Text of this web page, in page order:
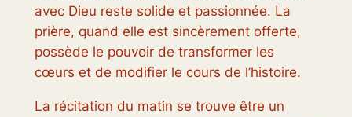
avec Dieu reste solide et passionnée. La
prière, quand elle est sincèrement offerte,
possède le pouvoir de transformer les
cœurs et de modifier le cours de l’histoire.
La récitation du matin se trouve être un